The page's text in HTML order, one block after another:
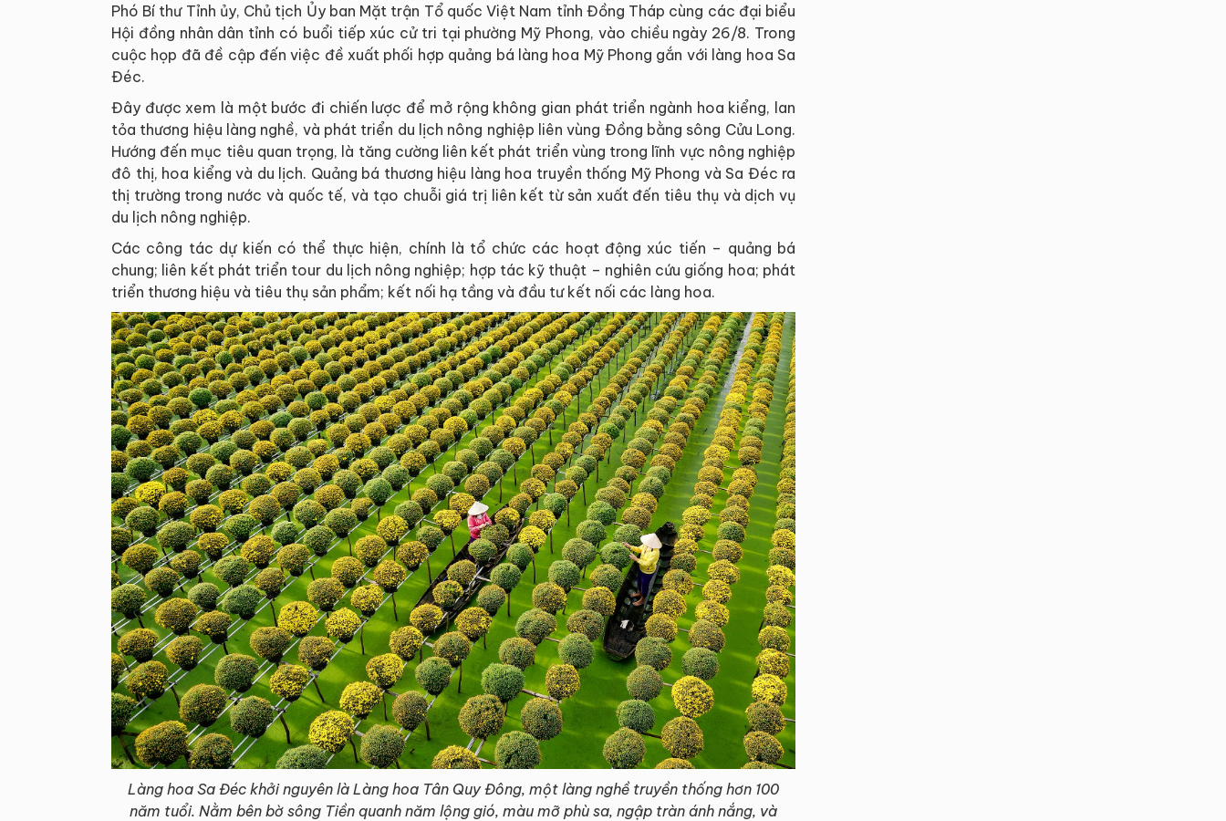
Phó Bí thư Tỉnh ủy, Chủ tịch Ủy ban Mặt trận Tổ quốc Việt Nam tỉnh Đồng Tháp cùng các đại biểu
Hội đồng nhân dân tỉnh có buổi tiếp xúc cử tri tại phường Mỹ Phong, vào chiều ngày 26/8. Trong
cuộc họp đã đề cập đến việc đề xuất phối hợp quảng bá làng hoa Mỹ Phong gắn với làng hoa Sa
Đéc.
Đây được xem là một bước đi chiến lược để mở rộng không gian phát triển ngành hoa kiểng, lan
tỏa thương hiệu làng nghề, và phát triển du lịch nông nghiệp liên vùng Đồng bằng sông Cửu Long.
Hướng đến mục tiêu quan trọng, là tăng cường liên kết phát triển vùng trong lĩnh vực nông nghiệp
đô thị, hoa kiểng và du lịch. Quảng bá thương hiệu làng hoa truyền thống Mỹ Phong và Sa Đéc ra
thị trường trong nước và quốc tế, và tạo chuỗi giá trị liên kết từ sản xuất đến tiêu thụ và dịch vụ
du lịch nông nghiệp.
Các công tác dự kiến có thể thực hiện, chính là tổ chức các hoạt động xúc tiến – quảng bá
chung; liên kết phát triển tour du lịch nông nghiệp; hợp tác kỹ thuật – nghiên cứu giống hoa; phát
triển thương hiệu và tiêu thụ sản phẩm; kết nối hạ tầng và đầu tư kết nối các làng hoa.
Làng hoa Sa Đéc khởi nguyên là Làng hoa Tân Quy Đông, một làng nghề truyền thống hơn 100
năm tuổi. Nằm bên bờ sông Tiền quanh năm lộng gió, màu mỡ phù sa, ngập tràn ánh nắng, và